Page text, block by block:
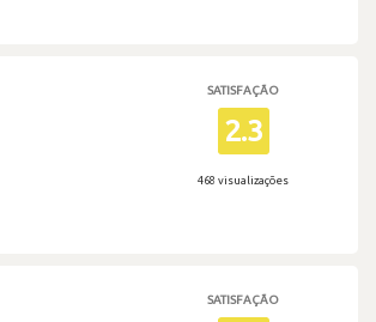
SATISFAÇÃO
2.3
468 visualizações
SATISFAÇÃO